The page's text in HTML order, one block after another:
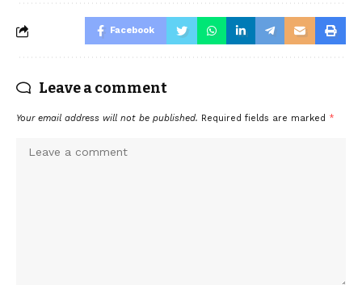
Facebook
Leave a comment
Your email address will not be published. Required fields are marked *